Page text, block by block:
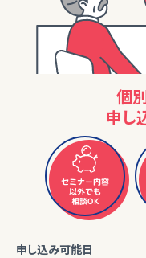
個
申し
セミナー内容
以外でも
相談OK
申し込み可能日